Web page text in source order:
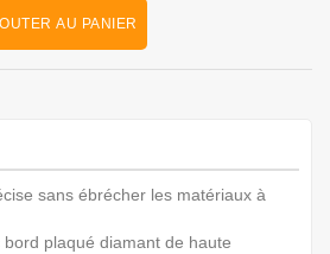
AU PANIER
sans ébrécher les matériaux à
plaqué diamant de haute